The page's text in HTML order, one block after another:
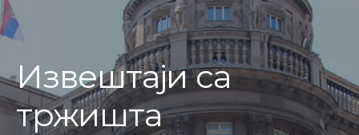
Извештаји са
тржишта